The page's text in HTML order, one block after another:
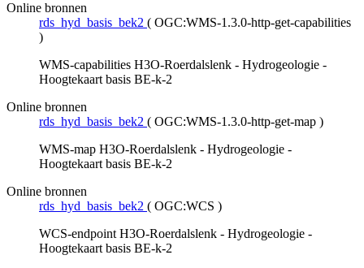
Online bronnen
rds_hyd_basis_bek2 ( OGC:WMS-1.3.0-http-get-capabilities
)
WMS-capabilities H3O-Roerdalslenk - Hydrogeologie -
Hoogtekaart basis BE-k-2
Online bronnen
rds_hyd_basis_bek2 ( OGC:WMS-1.3.0-http-get-map )
WMS-map H3O-Roerdalslenk - Hydrogeologie -
Hoogtekaart basis BE-k-2
Online bronnen
rds_hyd_basis_bek2 ( OGC:WCS )
WCS-endpoint H3O-Roerdalslenk - Hydrogeologie -
Hoogtekaart basis BE-k-2